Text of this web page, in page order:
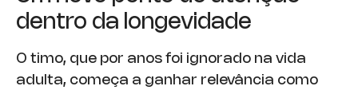
dentro da longevidade
O timo, que por anos foi ignorado na vida
adulta, começa a ganhar relevância como